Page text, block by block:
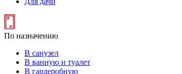
По назначению
В санузел
В ванную и туалет
В гардеробную